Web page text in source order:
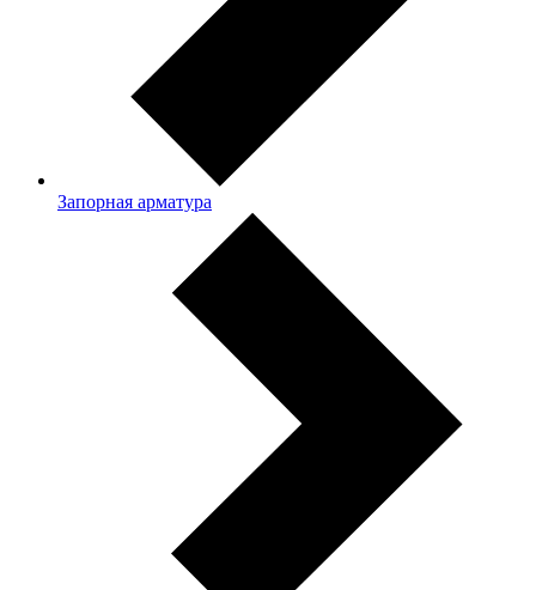
Запорная арматура